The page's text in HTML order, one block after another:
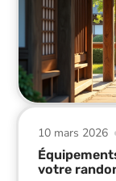
10 mars 2026
votre